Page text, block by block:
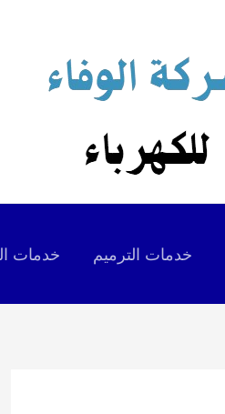
خدمات الترميم خدمات